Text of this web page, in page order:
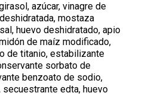
azúcar, vinagre de
mostaza
huevo deshidratado, apio
de maíz modificado,
de titanio, estabilizante
sorbato de
benzoato de sodio,
secuestrante edta, huevo